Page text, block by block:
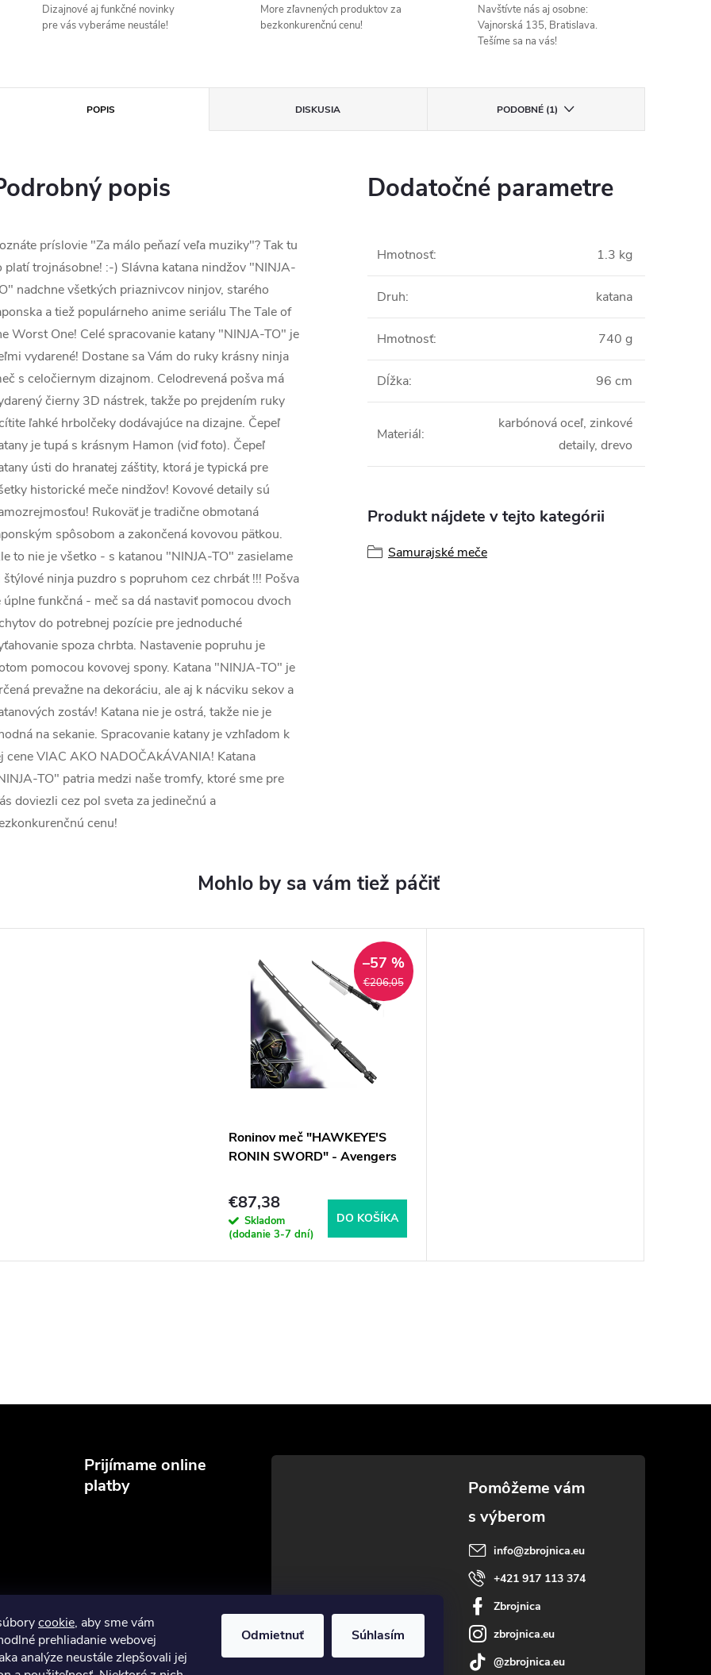
cookie, aby sme vám
prehliadanie webovej
analýze neustále zlepšovali jej
Odmietnuť Súhlasím
Dizajnové aj funkčné novinky
pre vás vyberáme neustále!
More zľavnených produktov za
bezkonkurenčnú cenu!
Navštívte nás aj osobne:
Vajnorská 135, Bratislava.
Tešíme sa na vás!
POPIS DISKUSIA PODOBNÉ (1)
popis
príslovie "Za málo peňazí veľa muziky"? Tak tu
platí trojnásobne! :-) Slávna katana nindžov "NINJA-
nadchne všetkých priaznivcov ninjov, starého
a tiež populárneho anime seriálu The Tale of
Worst One! Celé spracovanie katany "NINJA-TO" je
vydarené! Dostane sa Vám do ruky krásny ninja
s celočiernym dizajnom. Celodrevená pošva má
čierny 3D nástrek, takže po prejdením ruky
ľahké hrbolčeky dodávajúce na dizajne. Čepeľ
je tupá s krásnym Hamon (viď foto). Čepeľ
ústi do hranatej záštity, ktorá je typická pre
historické meče nindžov! Kovové detaily sú
Rukoväť je tradične obmotaná
spôsobom a zakončená kovovou pätkou.
to nie je všetko - s katanou "NINJA-TO" zasielame
štýlové ninja puzdro s popruhom cez chrbát !!! Pošva
úplne funkčná - meč sa dá nastaviť pomocou dvoch
do potrebnej pozície pre jednoduché
spoza chrbta. Nastavenie popruhu je
pomocou kovovej spony. Katana "NINJA-TO" je
prevažne na dekoráciu, ale aj k nácviku sekov a
zostáv! Katana nie je ostrá, takže nie je
na sekanie. Spracovanie katany je vzhľadom k
cene VIAC AKO NADOČAkÁVANIA! Katana
TO" patria medzi naše tromfy, ktoré sme pre
doviezli cez pol sveta za jedinečnú a
cenu!
Dodatočné parametre
Hmotnosť: 1.3 kg
Druh: katana
Hmotnosť: 740 g
Dĺžka: 96 cm
Materiál:
karbónová oceľ, zinkové
detaily, drevo
Produkt nájdete v tejto kategórii
Samurajské meče
€206,05
–57 %
Roninov meč "HAWKEYE'S
RONIN SWORD" - Avengers
€87,38
Skladom
(dodanie 3-7 dní)
DO KOŠÍKA
Prijímame online
platby
info@zbrojnica.eu
+421 917 113 374
Zbrojnica
zbrojnica.eu
@zbrojnica.eu